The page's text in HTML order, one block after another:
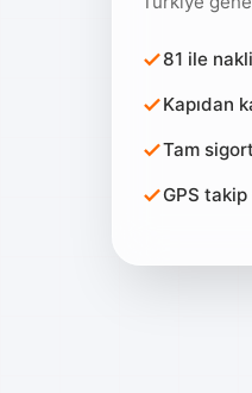
81 ile
Kapıdan
Tam
GPS